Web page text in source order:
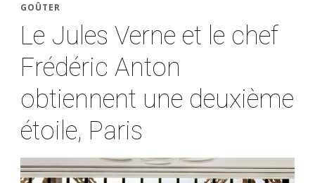
GOÛTER
Le Jules Verne et le chef
Frédéric Anton
obtiennent une deuxième
étoile, Paris